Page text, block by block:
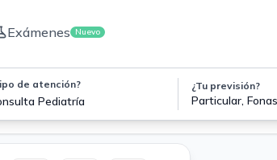
Exámenes Nuevo
de atención?
Pediatría
¿Tu previsión?
Particular,